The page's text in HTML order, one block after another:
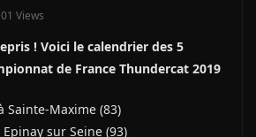
Views
! Voici le calendrier des 5
de France Thundercat 2019
Sainte-Maxime (83)
sur Seine (93)